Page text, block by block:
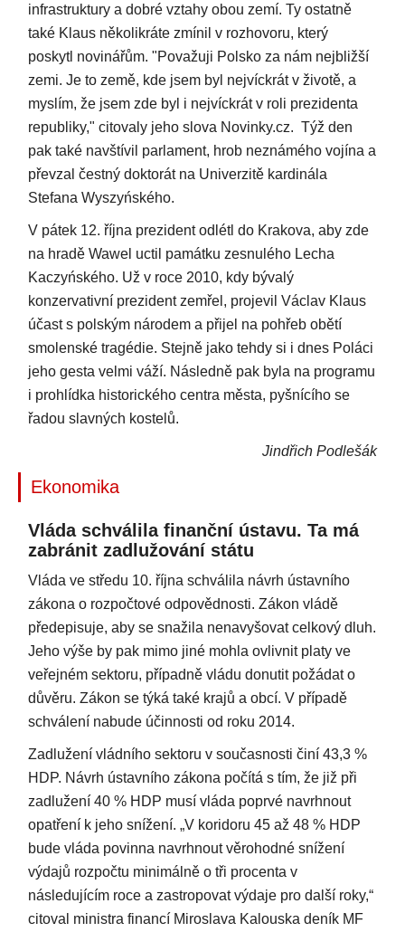
infrastruktury a dobré vztahy obou zemí. Ty ostatně
také Klaus několikráte zmínil v rozhovoru, který
poskytl novinářům. "Považuji Polsko za nám nejbližší
zemi. Je to země, kde jsem byl nejvíckrát v životě, a
myslím, že jsem zde byl i nejvíckrát v roli prezidenta
republiky," citovaly jeho slova Novinky.cz. Týž den
pak také navštívil parlament, hrob neznámého vojína a
převzal čestný doktorát na Univerzitě kardinála
Stefana Wyszyńského.
V pátek 12. října prezident odlétl do Krakova, aby zde
na hradě Wawel uctil památku zesnulého Lecha
Kaczyńského. Už v roce 2010, kdy bývalý
konzervativní prezident zemřel, projevil Václav Klaus
účast s polským národem a přijel na pohřeb obětí
smolenské tragédie. Stejně jako tehdy si i dnes Poláci
jeho gesta velmi váží. Následně pak byla na programu
i prohlídka historického centra města, pyšnícího se
řadou slavných kostelů.
Jindřich Podlešák
Ekonomika
Vláda schválila finanční ústavu. Ta má
zabránit zadlužování státu
Vláda ve středu 10. října schválila návrh ústavního
zákona o rozpočtové odpovědnosti. Zákon vládě
předepisuje, aby se snažila nenavyšovat celkový dluh.
Jeho výše by pak mimo jiné mohla ovlivnit platy ve
veřejném sektoru, případně vládu donutit požádat o
důvěru. Zákon se týká také krajů a obcí. V případě
schválení nabude účinnosti od roku 2014.
Zadlužení vládního sektoru v současnosti činí 43,3 %
HDP. Návrh ústavního zákona počítá s tím, že již při
zadlužení 40 % HDP musí vláda poprvé navrhnout
opatření k jeho snížení. „V koridoru 45 až 48 % HDP
bude vláda povinna navrhnout věrohodné snížení
výdajů rozpočtu minimálně o tři procenta v
následujícím roce a zastropovat výdaje pro další roky,“
citoval ministra financí Miroslava Kalouska deník MF